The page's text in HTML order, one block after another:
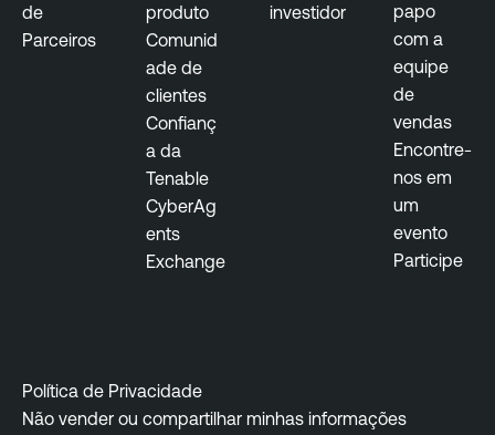
de
Parceiros
produto
Comunid
ade de
clientes
Confianç
a da
Tenable
CyberAg
ents
Exchange
investidor
papo
com a
equipe
de
vendas
Encontre-
nos em
um
evento
Participe
Política de Privacidade
Não vender ou compartilhar minhas informações